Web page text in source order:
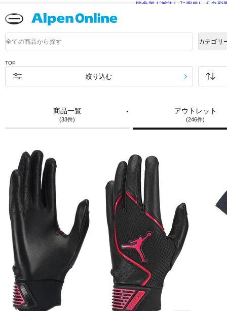
熊本県で発生した地震による影
品
検
カテゴリ
TOP
商品一覧
(33件)
アウトレット
(246件)
絞り込む